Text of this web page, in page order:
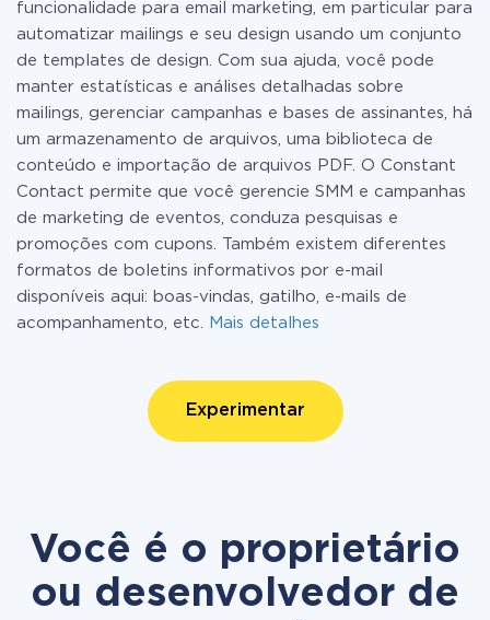
funcionalidade para email marketing, em particular para
automatizar mailings e seu design usando um conjunto
de templates de design. Com sua ajuda, você pode
manter estatísticas e análises detalhadas sobre
mailings, gerenciar campanhas e bases de assinantes, há
um armazenamento de arquivos, uma biblioteca de
conteúdo e importação de arquivos PDF. O Constant
Contact permite que você gerencie SMM e campanhas
de marketing de eventos, conduza pesquisas e
promoções com cupons. Também existem diferentes
formatos de boletins informativos por e-mail
disponíveis aqui: boas-vindas, gatilho, e-mails de
acompanhamento, etc.
Mais detalhes
Experimentar
Você é o proprietário
ou desenvolvedor de